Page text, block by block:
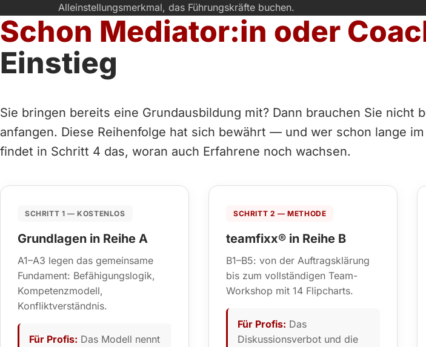
Alleinstellungsmerkmal, das Führungskräfte buchen.
Schon Mediator:in oder
Einstieg
Sie bringen bereits eine Grundausbildung mit? Dann brauchen Sie nicht
anfangen. Diese Reihenfolge hat sich bewährt — und wer schon lange
findet in Schritt 4 das, woran auch Erfahrene noch wachsen.
SCHRITT 1 — KOSTENLOS
Grundlagen in Reihe A
A1–A3 legen das gemeinsame
Fundament: Befähigungslogik,
Kompetenzmodell,
Konfliktverständnis.
Für Profis: Das Modell nennt
SCHRITT 2 — METHODE
teamfixx® in Reihe B
B1–B5: von der Auftragsklärung
bis zum vollständigen Team-
Workshop mit 14 Flipcharts.
Für Profis: Das
Diskussionsverbot und die